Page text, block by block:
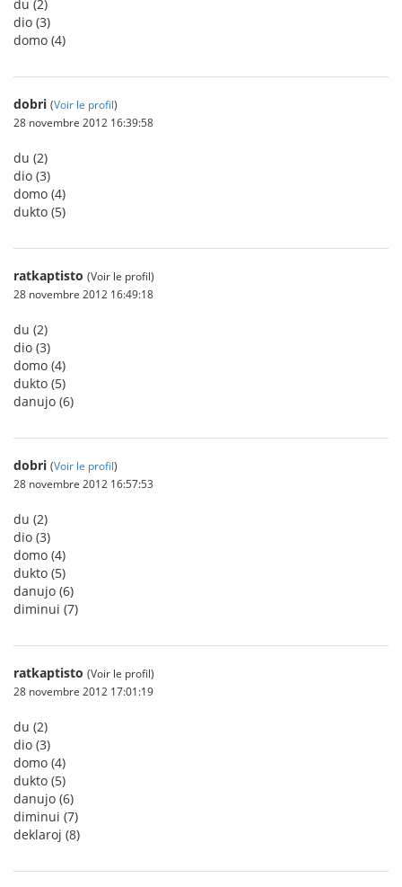
du (2)
dio (3)
domo (4)
dobri (Voir le profil)
28 novembre 2012 16:39:58
du (2)
dio (3)
domo (4)
dukto (5)
ratkaptisto (Voir le profil)
28 novembre 2012 16:49:18
du (2)
dio (3)
domo (4)
dukto (5)
danujo (6)
dobri (Voir le profil)
28 novembre 2012 16:57:53
du (2)
dio (3)
domo (4)
dukto (5)
danujo (6)
diminui (7)
ratkaptisto (Voir le profil)
28 novembre 2012 17:01:19
du (2)
dio (3)
domo (4)
dukto (5)
danujo (6)
diminui (7)
deklaroj (8)